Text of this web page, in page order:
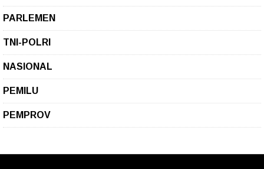
PARLEMEN
TNI-POLRI
NASIONAL
PEMILU
PEMPROV